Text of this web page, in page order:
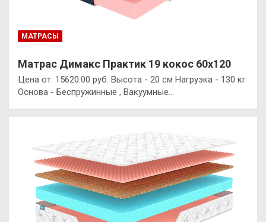
МАТРАСЫ
Матрас Димакс Практик 19 кокос 60х120
Цена от: 15620.00 руб. Высота - 20 см Нагрузка - 130 кг
Основа - Беспружинные , Вакуумные…